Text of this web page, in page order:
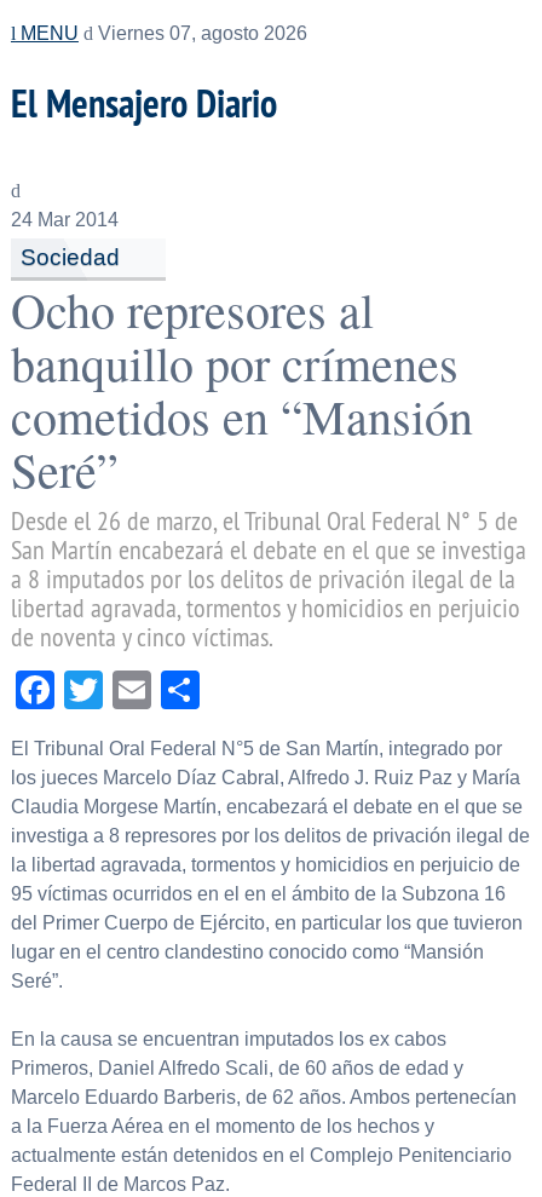
MENU Viernes 07, agosto 2026
El Mensajero Diario
24Mar 2014
Sociedad
Ocho represores al
banquillo por crímenes
cometidos en “Mansión
Seré”
Desde el 26 de marzo, el Tribunal Oral Federal N° 5 de
San Martín encabezará el debate en el que se investiga
a 8 imputados por los delitos de privación ilegal de la
libertad agravada, tormentos y homicidios en perjuicio
de noventa y cinco víctimas.
Facebook
TwitterEmail
El Tribunal Oral Federal N°5 de San Martín, integrado por
los jueces Marcelo Díaz Cabral, Alfredo J. Ruiz Paz y María
Claudia Morgese Martín, encabezará el debate en el que se
investiga a 8 represores por los delitos de privación ilegal de
la libertad agravada, tormentos y homicidios en perjuicio de
95 víctimas ocurridos en el en el ámbito de la Subzona 16
del Primer Cuerpo de Ejército, en particular los que tuvieron
lugar en el centro clandestino conocido como “Mansión
Seré”.
En la causa se encuentran imputados los ex cabos
Primeros, Daniel Alfredo Scali, de 60 años de edad y
Marcelo Eduardo Barberis, de 62 años. Ambos pertenecían
a la Fuerza Aérea en el momento de los hechos y
actualmente están detenidos en el Complejo Penitenciario
Federal II de Marcos Paz.